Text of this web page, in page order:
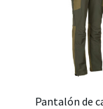
Pantalón de